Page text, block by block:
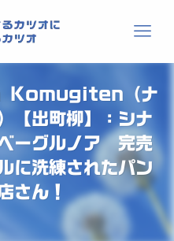
Komugiten（ナ
【出町柳】：シナ
ーグルノア 完売
に洗練されたパン
さん！